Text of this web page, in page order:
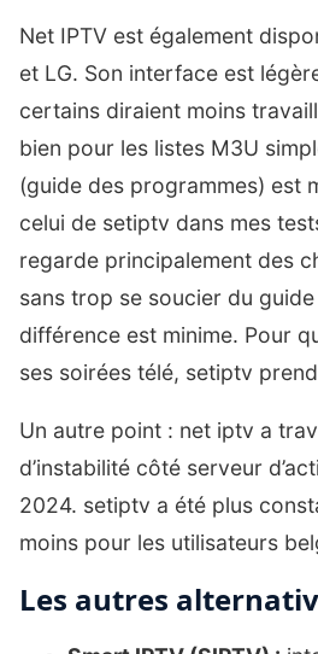
Net IPTV est également
et LG. Son interface est
certains diraient moins
bien pour les listes M3U
(guide des programmes) est
celui de setiptv dans mes
regarde principalement des
sans trop se soucier du
différence est minime. Pour
ses soirées télé, setiptv
Un autre point : net iptv a
d’instabilité côté serveur
2024. setiptv a été plus
moins pour les utilisateurs
Les autres